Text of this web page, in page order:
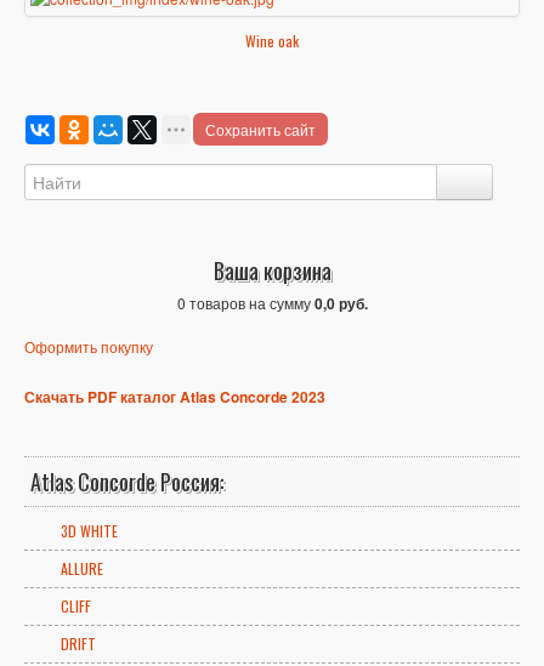
Wine oak
Сохранить сайт
Ваша корзина
0 товаров на сумму0,0 руб.
Оформить покупку
Скачать PDF каталог Atlas Concorde 2023
Atlas Concorde Россия:
3D WHITE
ALLURE
CLIFF
DRIFT